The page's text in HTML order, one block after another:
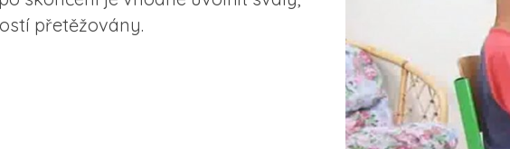
přetěžovány.